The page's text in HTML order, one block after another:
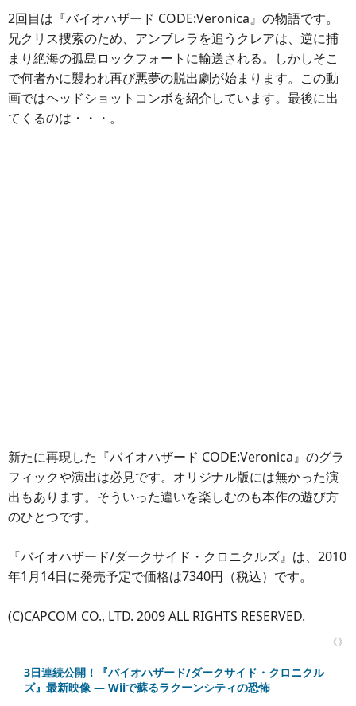
2回目は『バイオハザード CODE:Veronica』の物語です。
兄クリス捜索のため、アンブレラを追うクレアは、逆に捕
まり絶海の孤島ロックフォートに輸送される。しかしそこ
で何者かに襲われ再び悪夢の脱出劇が始まります。この動
画ではヘッドショットコンボを紹介しています。最後に出
てくるのは・・・。
新たに再現した『バイオハザード CODE:Veronica』のグラ
フィックや演出は必見です。オリジナル版には無かった演
出もあります。そういった違いを楽しむのも本作の遊び方
のひとつです。
『バイオハザード/ダークサイド・クロニクルズ』は、2010
年1月14日に発売予定で価格は7340円（税込）です。
(C)CAPCOM CO., LTD. 2009 ALL RIGHTS RESERVED.
《》
3日連続公開！『バイオハザード/ダークサイド・クロニクル
ズ』最新映像 ― Wiiで蘇るラクーンシティの恐怖